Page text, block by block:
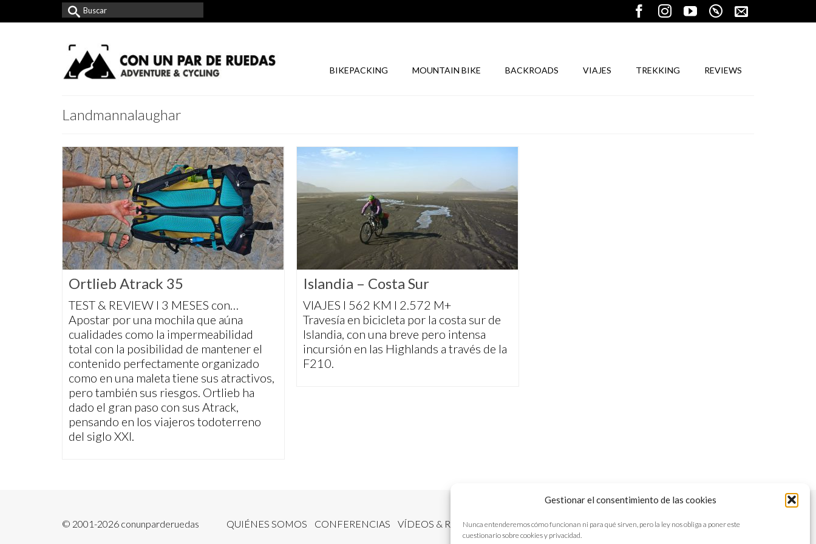
Gestionar el consentimiento de las cookies
Nunca entenderemos cómo funcionan ni para qué sirven, pero la ley nos obliga a poner este
cuestionario sobre cookies y privacidad.
Buscar
por:
BIKEPACKING MOUNTAIN BIKE BACKROADS VIAJES TREKKING REVIEWS
Landmannalaughar
Ortlieb Atrack 35
TEST & REVIEW I 3 MESES con…
Apostar por una mochila que aúna
cualidades como la impermeabilidad
total con la posibilidad de mantener el
contenido perfectamente organizado
como en una maleta tiene sus atractivos,
pero también sus riesgos. Ortlieb ha
dado el gran paso con sus Atrack,
pensando en los viajeros todoterreno
del siglo XXI.
Islandia – Costa Sur
VIAJES I 562 KM I 2.572 M+
Travesía en bicicleta por la costa sur de
Islandia, con una breve pero intensa
incursión en las Highlands a través de la
F210.
QUIÉNES SOMOS CONFERENCIAS VÍDEOS & REPORTAJES TV NUESTROS LIBROS NEWSLETTER AVISO LEGAL
© 2001-2026 conunparderuedas